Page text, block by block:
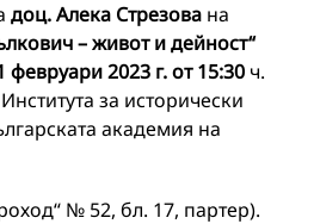
доц. Алека Стрезована
– живот и дейност“
февруари 2023 г. от 15:30ч.
за исторически
академия на
№ 52, бл. 17, партер).